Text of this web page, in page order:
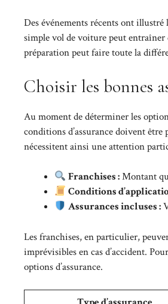
Des événements récents ont illustré
simple vol de voiture peut
préparation peut faire toute la
Choisir les bonnes
Au moment de déterminer les
conditions d’assurance doivent
nécessitent ainsi une attention
Franchises :Montant
Conditions
Assurances incluses :
Les franchises, en particulier,
imprévisibles en cas d’accident.
options d’assurance.